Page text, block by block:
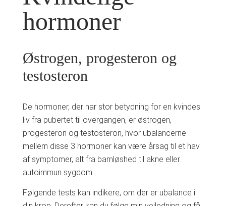
hormoner
Østrogen, progesteron og
testosteron
De hormoner, der har stor betydning for en kvindes
liv fra pubertet til overgangen, er østrogen,
progesteron og testosteron, hvor ubalancerne
mellem disse 3 hormoner kan være årsag til et hav
af symptomer, alt fra barnløshed til akne eller
autoimmun sygdom.
Følgende tests kan indikere, om der er ubalance i